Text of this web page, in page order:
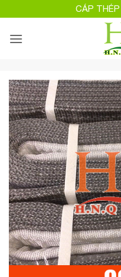
qua
nội
CÁP